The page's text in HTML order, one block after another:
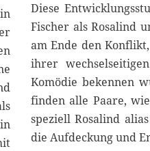
Diese
Fischer als Rosalind
am Ende den
ihrer
Komödie bekennen
finden alle Paare,
speziell Rosalind
die Aufdeckung und